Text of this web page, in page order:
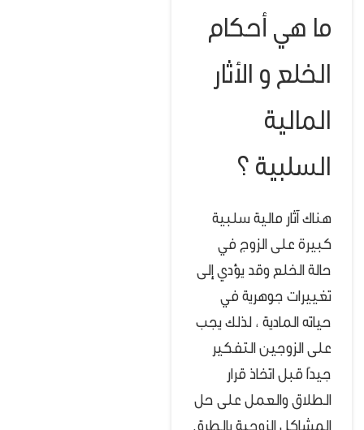
ما هي أحكام
الخلع و الأثار
المالية
السلبية ؟
هناك آثار مالية سلبية
كبيرة على الزوج في
حالة الخلع وقد يؤدي إلى
تغييرات جوهرية في
حياته المادية ، لذلك يجب
على الزوجين التفكير
جيدًا قبل اتخاذ قرار
الطلاق والعمل على حل